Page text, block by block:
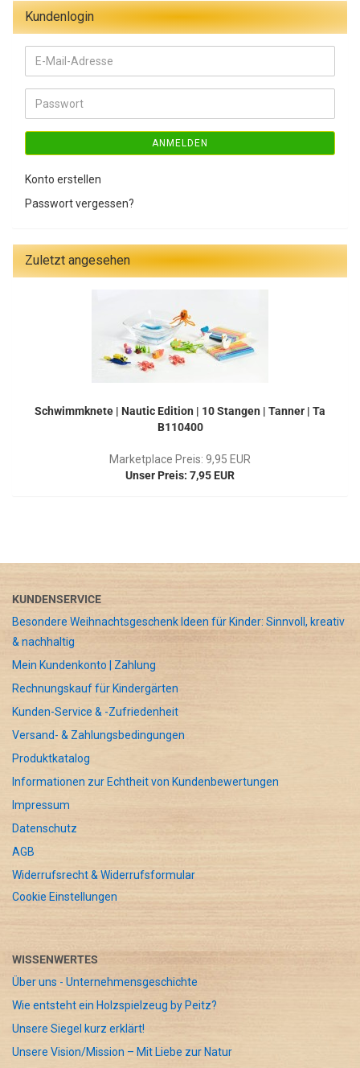
Kundenlogin
E-
Mail-
Adresse
Passwort
ANMELDEN
Konto erstellen
Passwort vergessen?
Zuletzt angesehen
Schwimmknete | Nautic Edition | 10 Stangen | Tanner | Ta
B110400
Marketplace Preis: 9,95 EUR
Unser Preis: 7,95 EUR
KUNDENSERVICE
Besondere Weihnachtsgeschenk Ideen für Kinder: Sinnvoll, kreativ
& nachhaltig
Mein Kundenkonto | Zahlung
Rechnungskauf für Kindergärten
Kunden-Service & -Zufriedenheit
Versand- & Zahlungsbedingungen
Produktkatalog
Informationen zur Echtheit von Kundenbewertungen
Impressum
Datenschutz
AGB
Widerrufsrecht & Widerrufsformular
Cookie Einstellungen
WISSENWERTES
Über uns - Unternehmensgeschichte
Wie entsteht ein Holzspielzeug by Peitz?
Unsere Siegel kurz erklärt!
Unsere Vision/Mission – Mit Liebe zur Natur